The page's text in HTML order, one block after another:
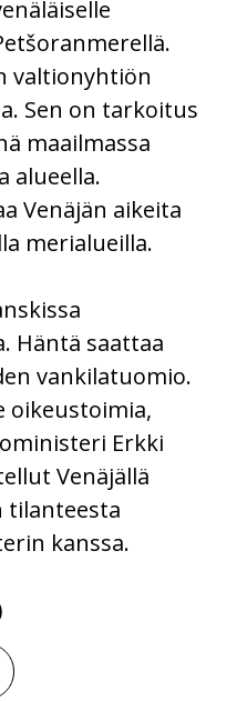
valtionyhtiön
Sen on tarkoitus
maailmassa
alueella.
Venäjän aikeita
merialueilla.
Häntä saattaa
vankilatuomio.
oikeustoimia,
Erkki
Venäjällä
tilanteesta
kanssa.